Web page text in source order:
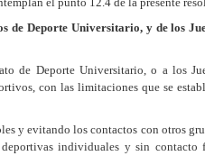
de Deporte Universitario, y de los
de Deporte Universitario, o a los
con las limitaciones que se
y evitando los contactos con otros
individuales y sin contacto